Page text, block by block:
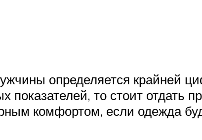
определяется крайней
показателей, то стоит отдать
комфортом, если одежда